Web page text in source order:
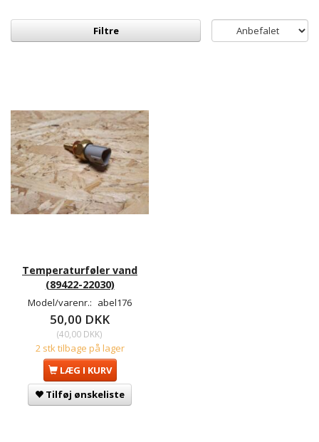
Filtre
Temperaturføler vand
(89422-22030)
Model/varenr.: abel176
50,00 DKK
(40,00 DKK)
2 stk tilbage på lager
LÆG I KURV
Tilføj ønskeliste